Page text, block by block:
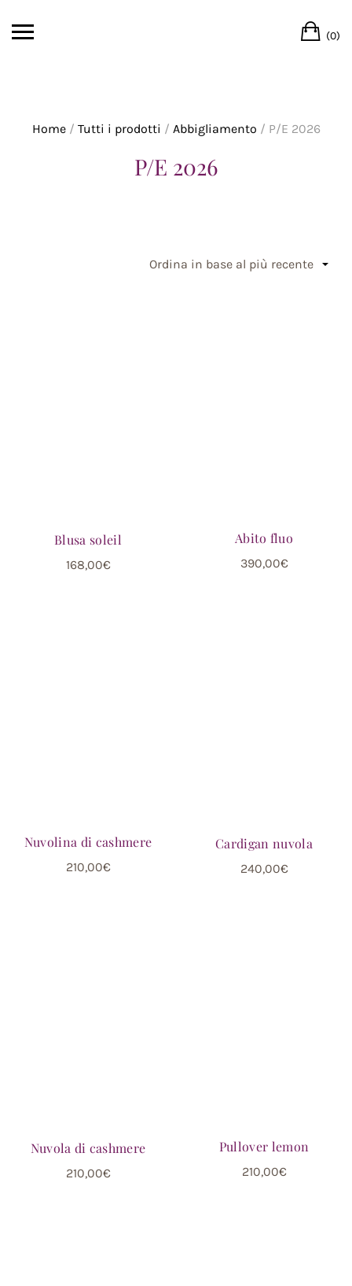
(0)
Home/ Tutti i prodotti / Abbigliamento / P/E 2026
P/E 2026
Blusa soleil
168,00€
Abito fluo
390,00€
Nuvolina di cashmere
210,00€
Cardigan nuvola
240,00€
Nuvola di cashmere
210,00€
Pullover lemon
210,00€